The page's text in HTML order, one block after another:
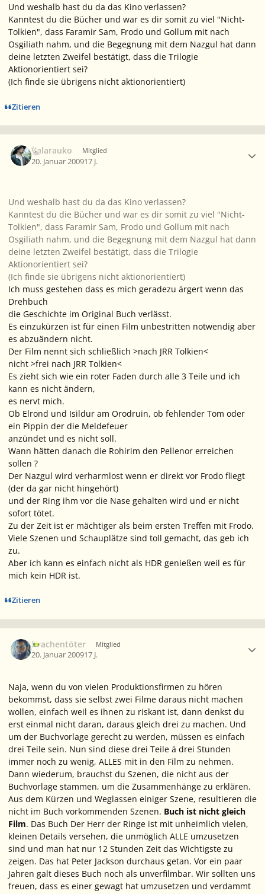
Und weshalb hast du da das Kino verlassen?
Kanntest du die Bücher und war es dir somit zu viel "Nicht-
Tolkien", dass Faramir Sam, Frodo und Gollum mit nach
Osgiliath nahm, und die Begegnung mit dem Nazgul hat dann
deine letzten Zweifel bestätigt, dass die Trilogie
Aktionorientiert sei?
(Ich finde sie übrigens nicht aktionorientiert)
Zitieren
Valarauko Mitglied
20. Januar 200917 J.
Und weshalb hast du da das Kino verlassen?
Kanntest du die Bücher und war es dir somit zu viel "Nicht-
Tolkien", dass Faramir Sam, Frodo und Gollum mit nach
Osgiliath nahm, und die Begegnung mit dem Nazgul hat dann
deine letzten Zweifel bestätigt, dass die Trilogie
Aktionorientiert sei?
(Ich finde sie übrigens nicht aktionorientiert)
Ich muss gestehen dass es mich geradezu ärgert wenn das
Drehbuch
die Geschichte im Original Buch verlässt.
Es einzukürzen ist für einen Film unbestritten notwendig aber
es abzuändern nicht.
Der Film nennt sich schließlich >nach JRR Tolkien<
nicht >frei nach JRR Tolkien<
Es zieht sich wie ein roter Faden durch alle 3 Teile und ich
kann es nicht ändern,
es nervt mich.
Ob Elrond und Isildur am Orodruin, ob fehlender Tom oder
ein Pippin der die Meldefeuer
anzündet und es nicht soll.
Wann hätten danach die Rohirim den Pellenor erreichen
sollen ?
Der Nazgul wird verharmlost wenn er direkt vor Frodo fliegt
(der da gar nicht hingehört)
und der Ring ihm vor die Nase gehalten wird und er nicht
sofort tötet.
Zu der Zeit ist er mächtiger als beim ersten Treffen mit Frodo.
Viele Szenen und Schauplätze sind toll gemacht, das geb ich
zu.
Aber ich kann es einfach nicht als HDR genießen weil es für
mich kein HDR ist.
Zitieren
Drachentöter Mitglied
20. Januar 200917 J.
Naja, wenn du von vielen Produktionsfirmen zu hören
bekommst, dass sie selbst zwei Filme daraus nicht machen
wollen, einfach weil es ihnen zu riskant ist, dann denkst du
erst einmal nicht daran, daraus gleich drei zu machen. Und
um der Buchvorlage gerecht zu werden, müssen es einfach
drei Teile sein. Nun sind diese drei Teile á drei Stunden
immer noch zu wenig, ALLES mit in den Film zu nehmen.
Dann wiederum, brauchst du Szenen, die nicht aus der
Buchvorlage stammen, um die Zusammenhänge zu erklären.
Aus dem Kürzen und Weglassen einiger Szene, resultieren die
nicht im Buch vorkommenden Szenen. Buch ist nicht gleich
Film. Das Buch Der Herr der Ringe ist mit unheimlich vielen,
kleinen Details versehen, die unmöglich ALLE umzusetzen
sind und man hat nur 12 Stunden Zeit das Wichtigste zu
zeigen. Das hat Peter Jackson durchaus getan. Vor ein paar
Jahren galt dieses Buch noch als unverfilmbar. Wir sollten uns
freuen, dass es einer gewagt hat umzusetzen und verdammt